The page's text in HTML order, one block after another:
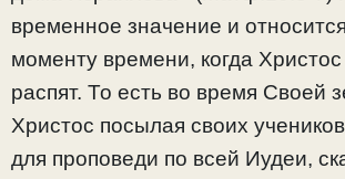
временное значение и
моменту времени, когда
распят. То есть во время Своей
Христос посылая своих
для проповеди по всей Иудеи,